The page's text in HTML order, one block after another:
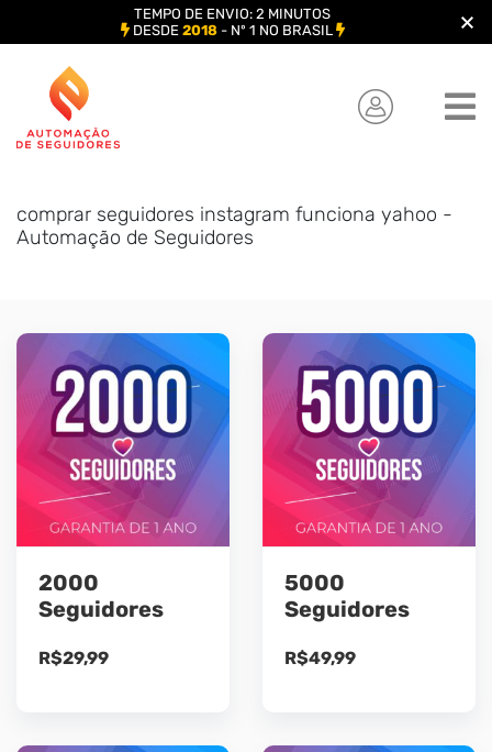
content
comprar seguidores instagram funciona yahoo -
Automação de Seguidores
2000
Seguidores
R$29,99
5000
Seguidores
R$49,99
TEMPO DE ENVIO: 2 MINUTOS
DESDE 2018- Nº 1 NO BRASIL